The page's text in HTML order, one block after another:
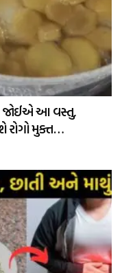
જોઈએ આ વસ્તુ,
રોગો મુક્ત…